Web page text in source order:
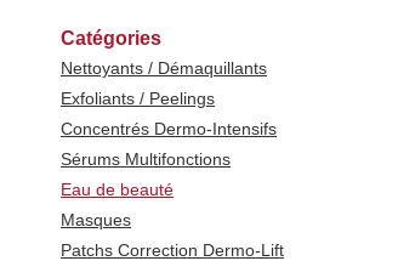
Catégories
Nettoyants / Démaquillants
Exfoliants / Peelings
Concentrés Dermo-Intensifs
Sérums Multifonctions
Eau de beauté
Masques
Patchs Correction Dermo-Lift